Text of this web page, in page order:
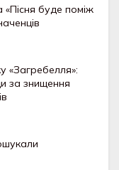
буде поміж
«Загребелля»:
за знищення